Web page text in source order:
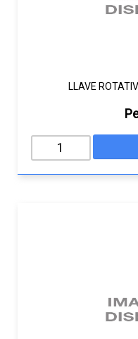
LLAVE